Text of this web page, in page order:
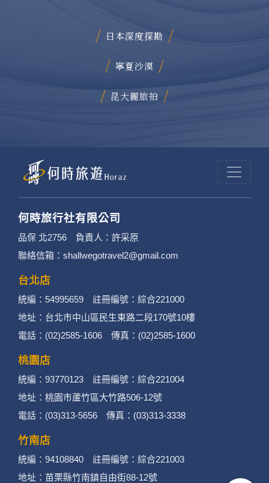
日本深度探勘
寧夏沙漠
昆大麗旅拍
何時旅行社有限公司
品保 北2756 負責人：許采原
聯絡信箱：shallwegotravel2@gmail.com
台北店
統編：54995659 註冊編號：綜合221000
地址：台北市中山區民生東路二段170號10樓
電話：(02)2585-1606 傳真：(02)2585-1600
桃園店
統編：93770123 註冊編號：綜合221004
地址：桃園市蘆竹區大竹路506-12號
電話：(03)313-5656 傳真：(03)313-3338
竹南店
統編：94108840 註冊編號：綜合221003
地址：苗栗縣竹南鎮自由街88-12號